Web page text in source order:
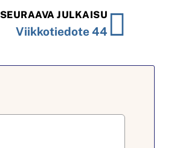
SEURAAVA JULKAISU
Viikkotiedote 44